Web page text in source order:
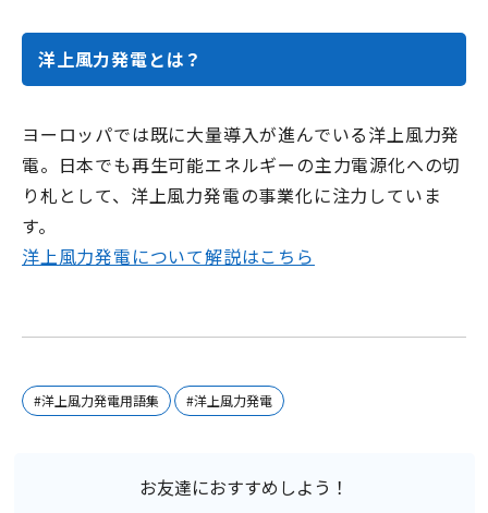
洋上風力発電とは？
ヨーロッパでは既に大量導入が進んでいる洋上風力発
電。日本でも再生可能エネルギーの主力電源化への切
り札として、洋上風力発電の事業化に注力していま
す。
洋上風力発電について解説はこちら
#洋上風力発電用語集 #洋上風力発電
お友達におすすめしよう！